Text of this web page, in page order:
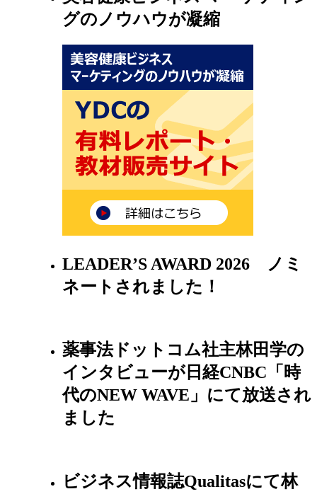
グのノウハウが凝縮
LEADER’S AWARD 2026 ノミ
ネートされました！
薬事法ドットコム社主林田学の
インタビューが日経CNBC「時
代のNEW WAVE」にて放送され
ました
ビジネス情報誌Qualitasにて林